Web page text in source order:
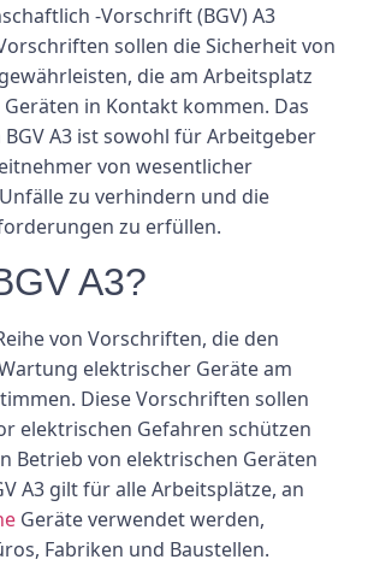
-Vorschrift (BGV) A3
sollen die Sicherheit von
die am Arbeitsplatz
in Kontakt kommen. Das
A3 ist sowohl für Arbeitgeber
von wesentlicher
zu verhindern und die
zu erfüllen.
A3?
von Vorschriften, die den
elektrischer Geräte am
Diese Vorschriften sollen
elektrischen Gefahren schützen
Betrieb von elektrischen Geräten
A3 gilt für alle Arbeitsplätze, an
Geräte verwendet werden,
Fabriken und Baustellen.